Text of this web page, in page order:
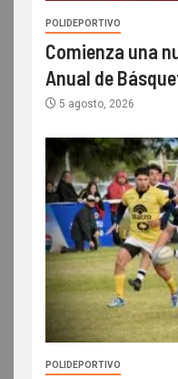
POLIDEPORTIVO
Comienza una
Anual de
5 agosto, 2026
POLIDEPORTIVO